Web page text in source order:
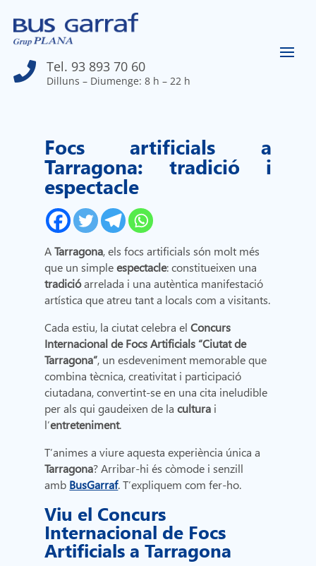
 Tel. 93 893 70 60
Dilluns – Diumenge: 8 h – 22 h
Focs artificials a
Tarragona: tradició i
espectacle
ATarragona, els focs artificials són molt més
que un simpleespectacle: constitueixen una
tradicióarrelada i una autèntica manifestació
artística que atreu tant a locals com a visitants.
Cada estiu, la ciutat celebra elConcurs
Internacional de Focs Artificials “Ciutat de
Tarragona”, un esdeveniment memorable que
combina tècnica, creativitat i participació
ciutadana, convertint-se en una cita ineludible
per als qui gaudeixen de lacultura i
l’entreteniment.
T’animes a viure aquesta experiència única a
Tarragona? Arribar-hi és còmode i senzill
amb BusGarraf. T’expliquem com fer-ho.
Viu el Concurs
Internacional de Focs
Artificials a Tarragona